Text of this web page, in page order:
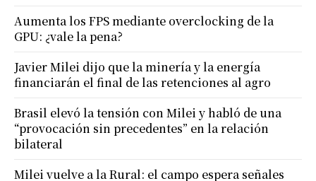
Aumenta los FPS mediante overclocking de la
GPU: ¿vale la pena?
Javier Milei dijo que la minería y la energía
financiarán el final de las retenciones al agro
Brasil elevó la tensión con Milei y habló de una
“provocación sin precedentes” en la relación
bilateral
Milei vuelve a la Rural: el campo espera señales